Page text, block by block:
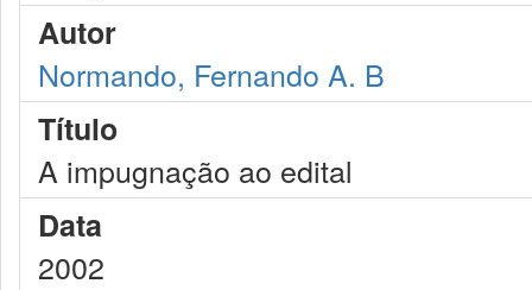
Autor
Normando, Fernando A. B
Título
A impugnação ao edital
Data
2002